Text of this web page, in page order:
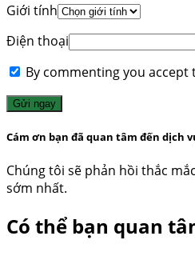
Giới tính
Điện thoại
By commenting you accept
Gửi ngay
Cám ơn bạn đã quan tâm đến dịch
Chúng tôi sẽ phản hồi thắc
sớm nhất.
Có thể bạn quan